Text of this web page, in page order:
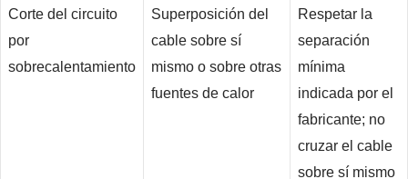
Corte del circuito
por
sobrecalentamiento
Superposición del
cable sobre sí
mismo o sobre otras
fuentes de calor
Respetar la
separación
mínima
indicada por el
fabricante; no
cruzar el cable
sobre sí mismo